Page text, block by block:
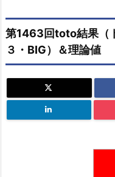
第1463回toto結果（
３・BIG）＆理論値